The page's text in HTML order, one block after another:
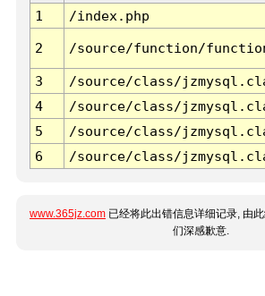
1
/index.php
2 /source/function/
3 /source/class/
4
/source/class/
5
/source/class/
6
/source/class/
www.365jz.com 已经将此出错信息详细记录, 由
们深感歉意.